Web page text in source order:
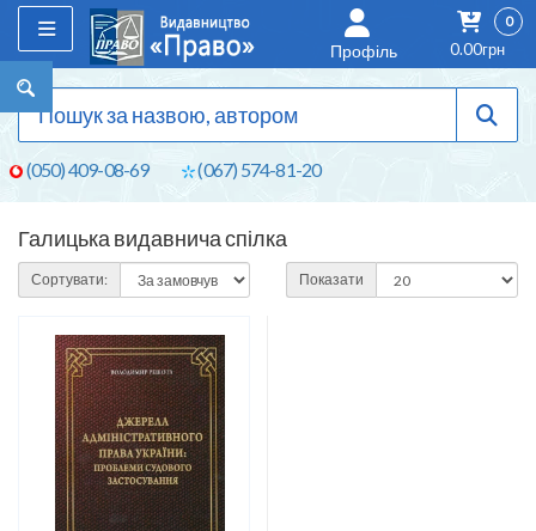
(050) 409-08-69 (067) 574-81-20
Профіль
0
0.00грн
Галицька видавнича спілка
Сортувати: Показати